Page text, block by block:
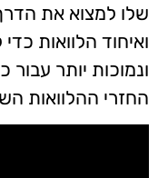
שלו למצוא את
ואיחוד הלוואות
ונמוכות יותר
החזרי ההלוואות